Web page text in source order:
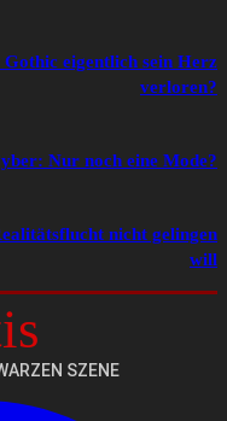
eigentlich sein Herz
verloren?
Nur noch eine Mode?
nicht gelingen
will
SZENE